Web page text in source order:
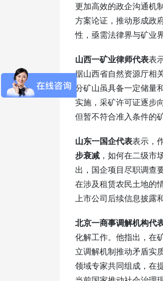
更加高效的政企沟通机
方案论证，推动形成政
性，亟需法律界与矿业
山西一矿业律师代表表
据山西省自然资源厅相
分矿山虽具备一定储量
实施，采矿许可证逐步
但暂不符合准入条件的
山东一国企代表表示，
步衰减 ，如何在二级
出，国企项目尽职调查
在涉及租赁农民土地的
上市公司后续信息披露
北京一商事调解机构代
化解工作。他指出，在
立调解机制推动矛盾实
领域专家共同组成，在